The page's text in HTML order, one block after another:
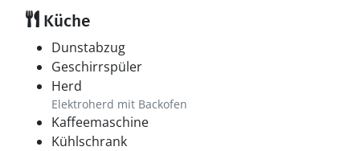
Küche
Dunstabzug
Geschirrspüler
Herd
Elektroherd mit Backofen
Kaffeemaschine
Kühlschrank